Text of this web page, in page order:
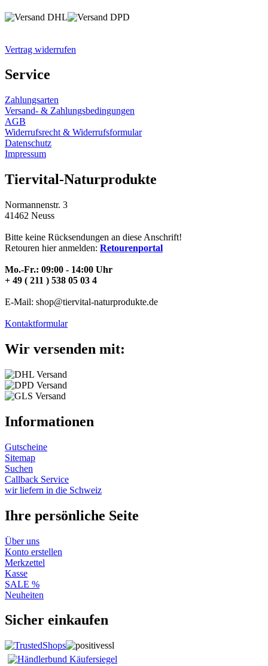
Vertrag widerrufen
Service
Zahlungsarten
Versand- & Zahlungsbedingungen
AGB
Widerrufsrecht & Widerrufsformular
Datenschutz
Impressum
Tiervital-Naturprodukte
Normannenstr. 3
41462 Neuss
Bitte keine Rücksendungen an diese Anschrift!
Retouren hier anmelden: Retourenportal
Mo.-Fr.: 09:00 - 14:00 Uhr
+ 49 ( 211 ) 538 05 03 4
E-Mail: shop@tiervital-naturprodukte.de
Kontaktformular
Wir versenden mit:
Informationen
Gutscheine
Sitemap
Suchen
Callback Service
wir liefern in die Schweiz
Ihre persönliche Seite
Über uns
Konto erstellen
Merkzettel
Kasse
SALE %
Neuheiten
Sicher einkaufen